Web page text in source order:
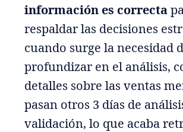
información es correcta
respaldar las decisiones
cuando surge la necesidad
profundizar en el análisis,
detalles sobre las ventas
pasan otros 3 días de
validación, lo que acaba